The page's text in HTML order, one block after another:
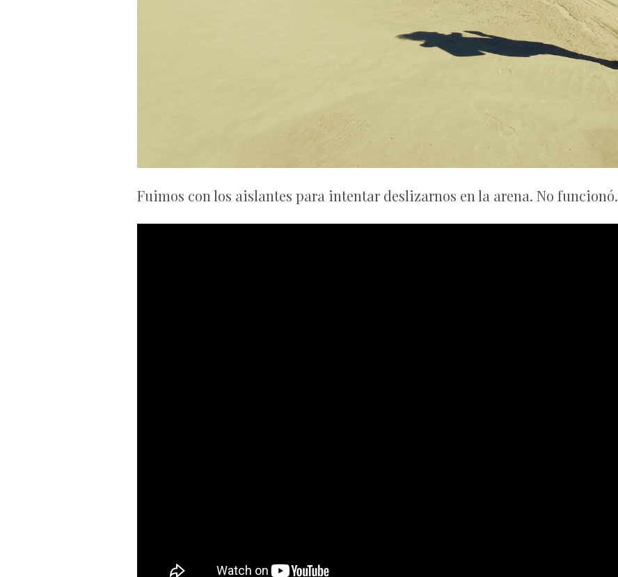
Fuimos con los aislantes para intentar deslizarnos en la arena. No funcionó.